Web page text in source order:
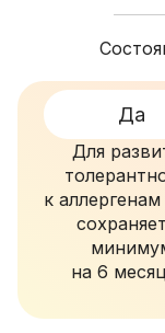
Да
Для
к
на 6